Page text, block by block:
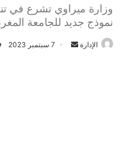
وزارة ميراوي تشرع في
نموذج جديد للجامعة
الإدارة
أرسل 7 سبتمبر 2023